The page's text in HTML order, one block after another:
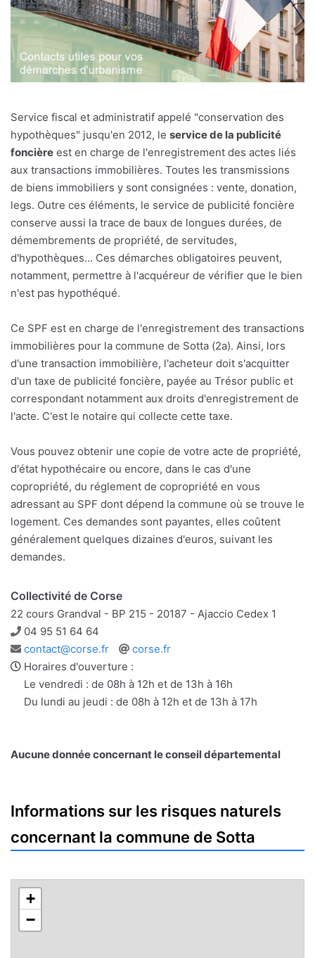
Service fiscal et administratif appelé "conservation des
hypothèques" jusqu'en 2012, le service de la publicité
foncière est en charge de l'enregistrement des actes liés
aux transactions immobilières. Toutes les transmissions
de biens immobiliers y sont consignées : vente, donation,
legs. Outre ces éléments, le service de publicité foncière
conserve aussi la trace de baux de longues durées, de
démembrements de propriété, de servitudes,
d'hypothèques... Ces démarches obligatoires peuvent,
notamment, permettre à l'acquéreur de vérifier que le bien
n'est pas hypothéqué.
Ce SPF est en charge de l'enregistrement des transactions
immobilières pour la commune de Sotta (2a). Ainsi, lors
d'une transaction immobilière, l'acheteur doit s'acquitter
d'un taxe de publicité foncière, payée au Trésor public et
correspondant notamment aux droits d'enregistrement de
l'acte. C'est le notaire qui collecte cette taxe.
Vous pouvez obtenir une copie de votre acte de propriété,
d'état hypothécaire ou encore, dans le cas d'une
copropriété, du réglement de copropriété en vous
adressant au SPF dont dépend la commune où se trouve le
logement. Ces demandes sont payantes, elles coûtent
généralement quelques dizaines d'euros, suivant les
demandes.
Collectivité de Corse
22 cours Grandval - BP 215 - 20187 - Ajaccio Cedex 1
Téléphone
04 95 51 64 64
Adresse
e-
mail
contact@corse.fr
Site
web
corse.fr
Horaires d'ouverture :
Le vendredi : de 08h à 12h et de 13h à 16h
Du lundi au jeudi : de 08h à 12h et de 13h à 17h
Aucune donnée concernant le conseil départemental
Informations sur les risques naturels
concernant la commune de Sotta
+
−